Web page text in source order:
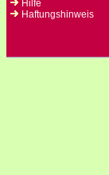
Hilfe
Haftungshinweis